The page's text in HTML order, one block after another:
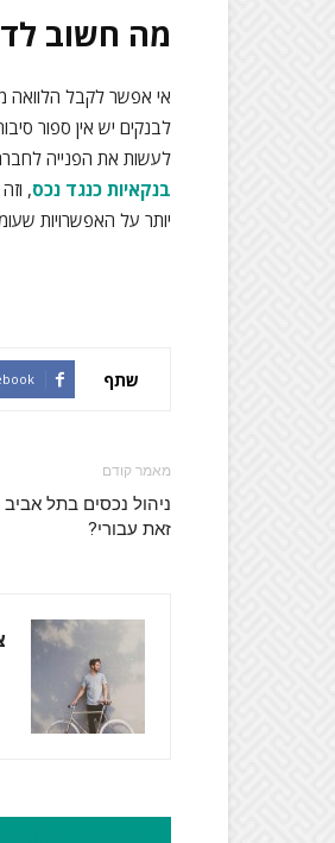
מה חשוב
אי אפשר לקבל הלוואה
לבנקים יש אין ספור
לעשות את הפנייה
בנקאיות כנגד נכס,
יותר על האפשרויות
שתף
מאמר קודם
ניהול נכסים בתל
זאת עבורי?